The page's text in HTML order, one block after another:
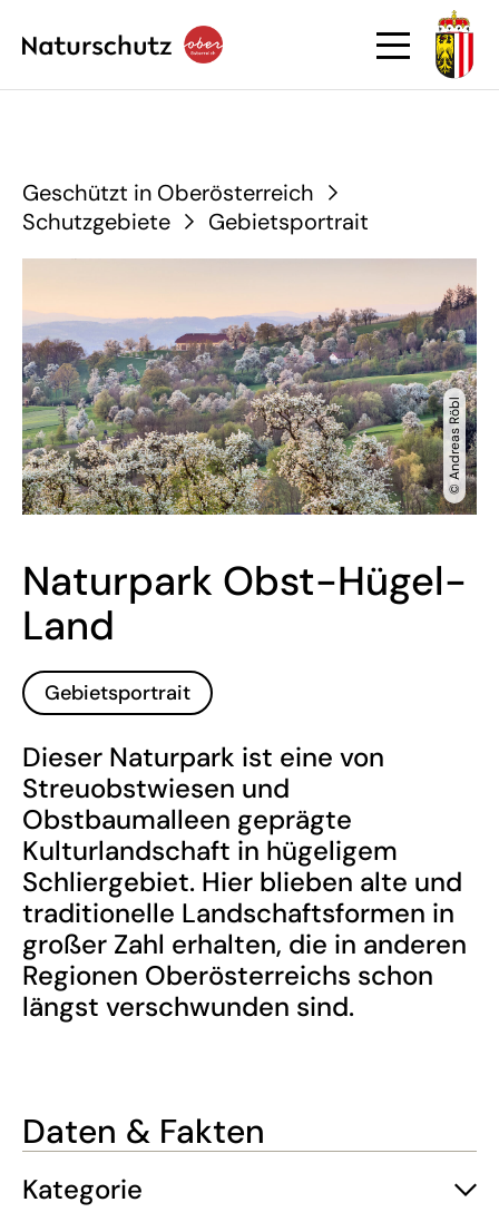
Geschützt in Oberösterreich
Schutzgebiete
Gebietsportrait
© Andreas Röbl
Naturpark Obst-Hügel-
Land
Gebietsportrait
Dieser Naturpark ist eine von
Streuobstwiesen und
Obstbaumalleen geprägte
Kulturlandschaft in hügeligem
Schliergebiet. Hier blieben alte und
traditionelle Landschaftsformen in
großer Zahl erhalten, die in anderen
Regionen Oberösterreichs schon
längst verschwunden sind.
Daten & Fakten
Kategorie